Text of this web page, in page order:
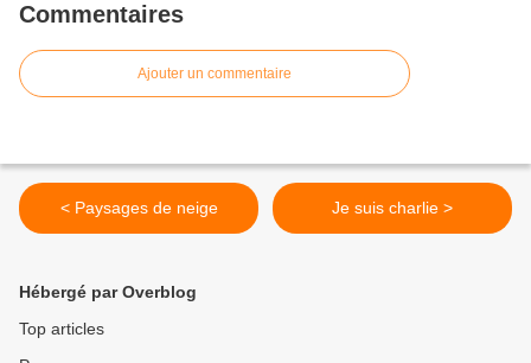
Commentaires
Ajouter un commentaire
< Paysages de neige Je suis charlie >
Hébergé par Overblog
Top articles